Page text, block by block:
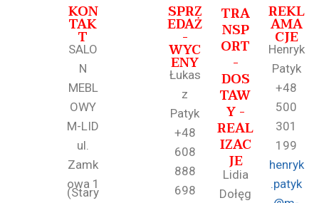
KON
TAK
T
SALO
N
MEBL
OWY
M-LID
ul.
Zamk
owa 1
(Stary
SPRZ
EDAŻ
-
WYC
ENY
Łukas
z
Patyk
+48
608
888
698
TRA
NSP
ORT
-
DOS
TAW
Y -
REAL
IZAC
JE
Lidia
Dołęg
REKL
AMA
CJE
Henryk
Patyk
+48
500
301
199
henryk
.patyk